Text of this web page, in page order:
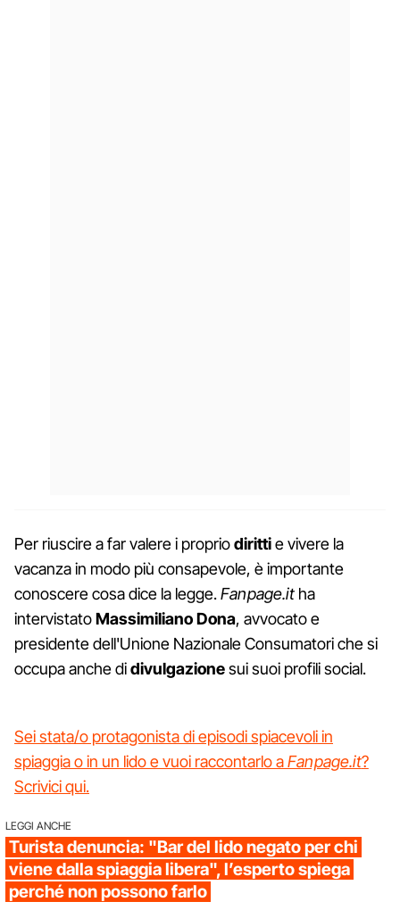
Per riuscire a far valere i propriodirittie vivere la
vacanza in modo più consapevole, è importante
conoscere cosa dice la legge.Fanpage.itha
intervistatoMassimilianoDona, avvocato e
presidente dell'Unione Nazionale Consumatori che si
occupa anche didivulgazionesui suoi profili social.
Sei stata/o protagonista di episodi spiacevoli in
spiaggia o in un lido e vuoi raccontarlo aFanpage.it?
Scrivici qui.
LEGGI ANCHE
Turista denuncia: "Bar del lido negato per chi
viene dalla spiaggia libera", l’esperto spiega
perché non possono farlo